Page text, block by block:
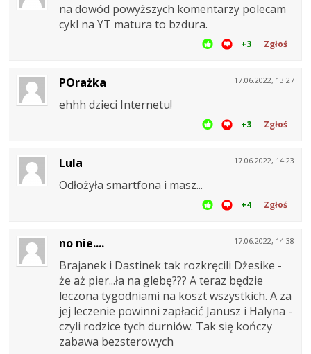
na dowód powyższych komentarzy polecam
cykl na YT matura to bzdura.
+3 Zgłoś
17.06.2022, 13:27
POrażka
ehhh dzieci Internetu!
+3 Zgłoś
17.06.2022, 14:23
Lula
Odłożyła smartfona i masz...
+4 Zgłoś
17.06.2022, 14:38
no nie....
Brajanek i Dastinek tak rozkręcili Dżesike -
że aż pier...ła na glebę??? A teraz będzie
leczona tygodniami na koszt wszystkich. A za
jej leczenie powinni zapłacić Janusz i Halyna -
czyli rodzice tych durniów. Tak się kończy
zabawa bezsterowych